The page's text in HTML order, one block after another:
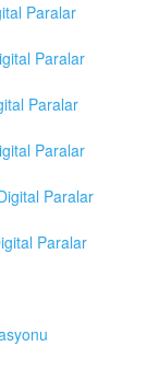
Paralar
Paralar
Paralar
Paralar
Paralar
Paralar